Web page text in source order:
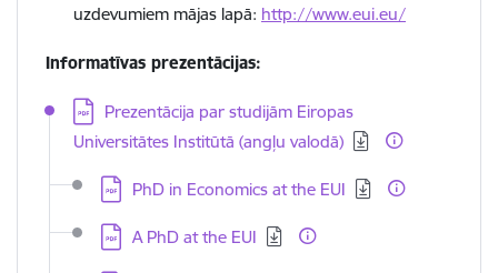
uzdevumiem mājas lapā: http://www.eui.eu/
Informatīvas prezentācijas:
Lejupielādēt:
Prezentācija par studijām Eiropas
Universitātes Institūtā (angļu valodā)
Lejupielādēt:
PhD in Economics at the EUI
Lejupielādēt:
A PhD at the EUI